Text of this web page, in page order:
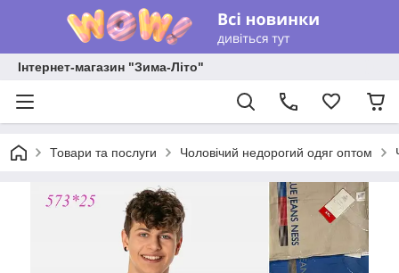
Інтернет-магазин "Зима-Літо"
Товари та послуги Чоловічий недорогий одяг оптом